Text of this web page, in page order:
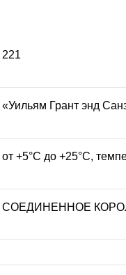
221
«Уильям Грант энд
от +5°С до +25°С,
СОЕДИНЕННОЕ